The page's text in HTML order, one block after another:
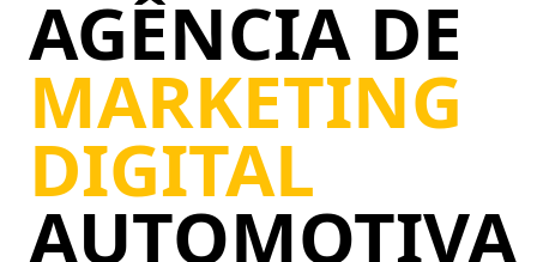
AGÊNCIA DE
MARKETING
DIGITAL
AUTOMOTIVA